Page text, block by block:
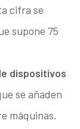
cifra se
supone 75
dispositivos
se añaden
máquinas.